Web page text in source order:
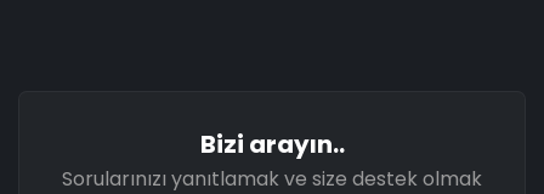
Bizi arayın..
Sorularınızı yanıtlamak ve size destek olmak